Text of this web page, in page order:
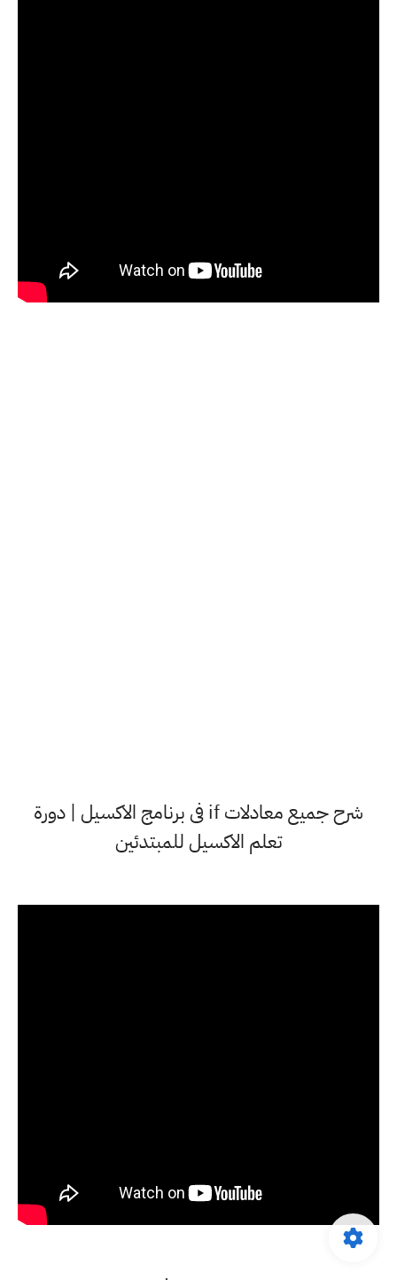
شرح جميع معادلات if فى برنامج الاكسيل | دورة
تعلم الاكسيل للمبتدئين